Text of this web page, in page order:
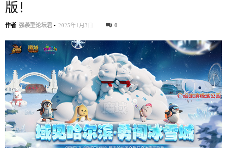
版！
作者 强袭型论坛君 - 2025年1月3日 0